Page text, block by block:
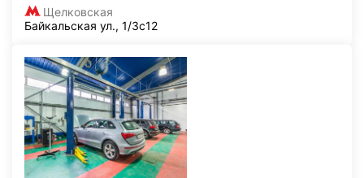
Щелковская
Байкальская ул., 1/3с12